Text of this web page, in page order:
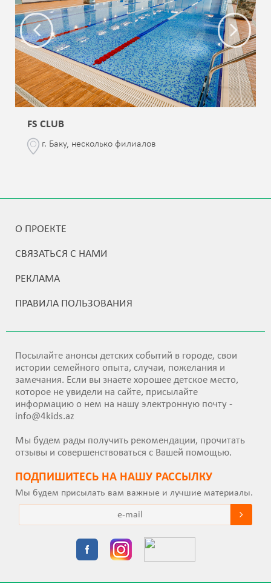
FS CLUB
г. Баку, несколько филиалов
О ПРОЕКТЕ
СВЯЗАТЬСЯ С НАМИ
РЕКЛАМА
ПРАВИЛА ПОЛЬЗОВАНИЯ
Посылайте анонсы детских событий в городе, свои
истории семейного опыта, случаи, пожелания и
замечания. Если вы знаете хорошее детское место,
которое не увидели на сайте, присылайте
информацию о нем на нашу электронную почту -
info@4kids.az
Мы будем рады получить рекомендации, прочитать
отзывы и совершенствоваться с Вашей помощью.
ПОДПИШИТEСЬ НА НАШУ РАССЫЛКУ
Мы будем присылать вам важные и лучшие материалы.